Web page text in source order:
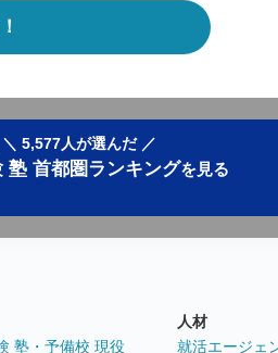
＼ 5,577人が選んだ ／
塾 首都圏ランキングを見る
塾・予備校 現役
人材
就活エージェ